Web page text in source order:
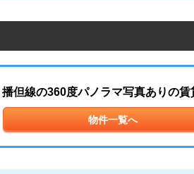
播但線の360度パノラマ写真ありの賃
物件一覧へ